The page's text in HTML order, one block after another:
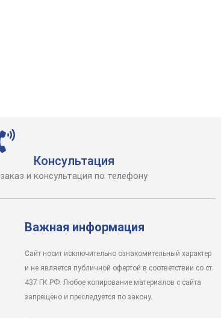
Консультация
заказ и консультация по телефону
Важная информация
Сайт носит исключительно ознакомительный характер
и не является публичной офертой в соответствии со ст.
437 ГК РФ. Любое копирование материалов с сайта
запрещено и преследуется по закону.